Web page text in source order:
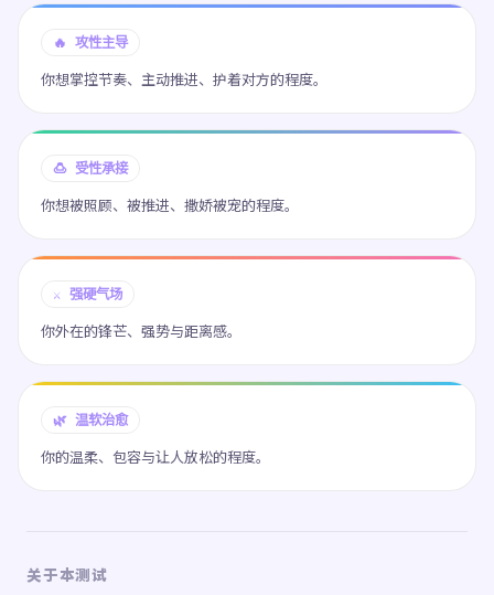
🔥 攻性主导
你想掌控节奏、主动推进、护着对方的程度。
🍮 受性承接
你想被照顾、被推进、撒娇被宠的程度。
⚔️ 强硬气场
你外在的锋芒、强势与距离感。
🌿 温软治愈
你的温柔、包容与让人放松的程度。
关于本测试